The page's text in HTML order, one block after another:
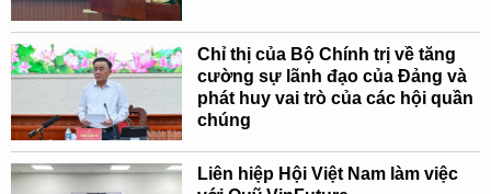
Chỉ thị của Bộ Chính trị về tăng
cường sự lãnh đạo của Đảng và
phát huy vai trò của các hội quần
chúng
Liên hiệp Hội Việt Nam làm việc